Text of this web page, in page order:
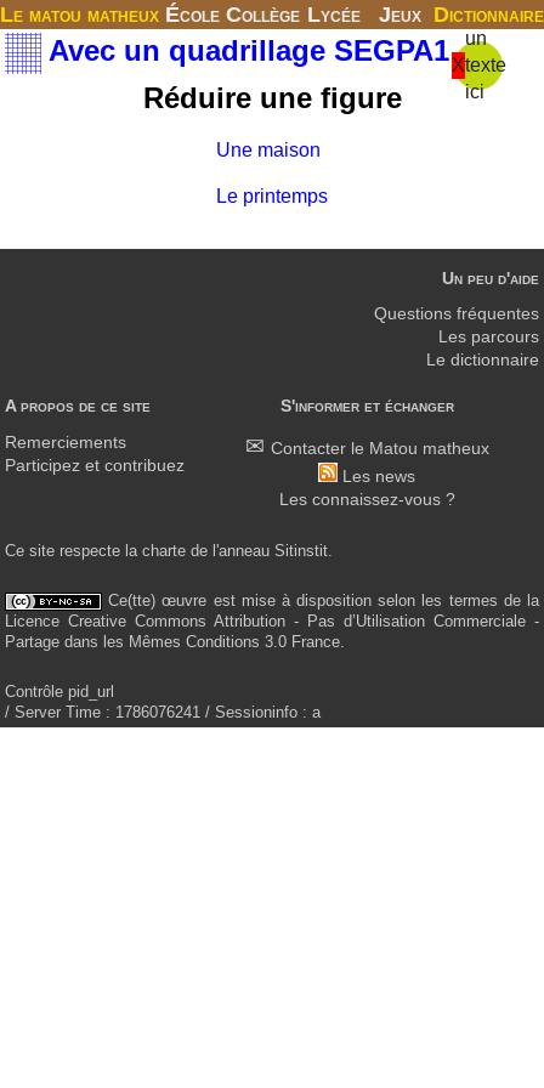
Le matou matheux École Collège Lycée Jeux Dictionnaire
X
un
texte
ici
Avec un quadrillage SEGPA1
Réduire une figure
Une maison
Le printemps
A propos de ce site
Remerciements
Participez et contribuez
S'informer et échanger
Contacter le Matou matheux
Les news
Les connaissez-vous ?
Un peu d'aide
Questions fréquentes
Les parcours
Le dictionnaire
Ce site respecte la charte de l'anneau Sitinstit.
Ce(tte) œuvre est mise à disposition selon les termes de la
Licence Creative Commons Attribution - Pas d’Utilisation Commerciale -
Partage dans les Mêmes Conditions 3.0 France.
Contrôle pid_url
/ Server Time : 1786076241 / Sessioninfo : a